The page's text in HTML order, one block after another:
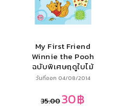
My First Friend
Winnie the Pooh
ฉบับพิเศษฤดูใบไม้
ร่วง Fall Special
วันที่ออก 04/08/2014
35.0030฿